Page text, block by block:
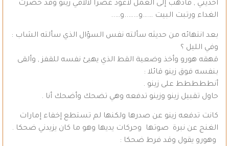
أحذيتي , فأذهب إلى العمل لأعود عصرا لألاقي زينو وقد حضرت
الغداء ورتبت البيت ……و……..و…..
بعد انتهائه من حديثه سألته نفس السؤال الذي سألته الشاب :
وفي الليل ؟
قهقه هورو وأخذ وضعية القط الذي يهيئ نفسه للقفز , وألقى
بنفسه فوق زينو قائلا :
أنططططط على زينو .
حاول تقبيل زينو وزينو تدفعه وهي تضحك وأضحك أنا .
كانت تدفعه زينو عن صدرها ولكنها لم تستطع إخفاء إمارات
الغنج عن نبرة صوتها وحركات يديها وهو ما كان يزيدني ضحكا .
وهورو يقول وقد فرط ضحكا :